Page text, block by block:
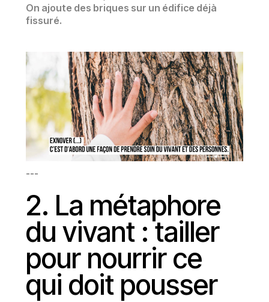
On ajoute des briques sur un édifice déjà
fissuré.
---
2. La métaphore
du vivant : tailler
pour nourrir ce
qui doit pousser